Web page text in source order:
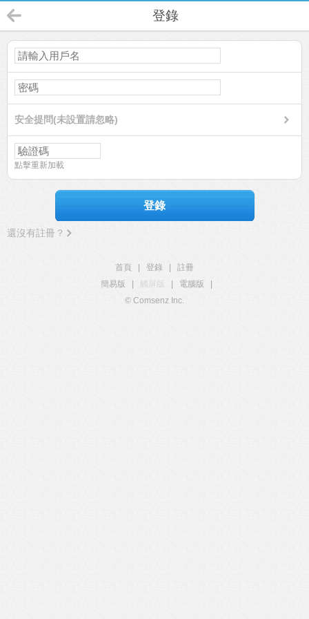
登錄
安全提問(未設置請忽略)
點擊重新加載
登錄
還沒有註冊？
首頁 登錄
註冊
簡易版
觸屏版 電腦版
© Comsenz Inc.